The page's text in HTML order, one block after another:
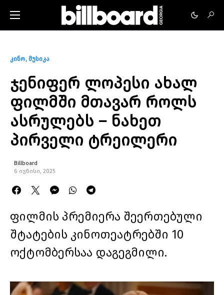
კინო მუსიკა
ჯენიფერ ლოპესი ახალ
ფილმში მთავარ როლს
ასრულებს – ნახეთ
პირველი ტრეილერი
Billboard
6 ივნისი, 2025
ფილმის პრემიერა შეერთებული
შტატების კინოთეატრებში 10
ოქტომბერსაა დაგეგმილი.